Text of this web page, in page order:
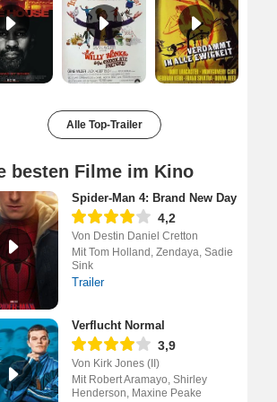
Alle Top-Trailer
besten Filme im Kino
Spider-Man 4: Brand New Day
4,2
Von Destin Daniel Cretton
Mit Tom Holland, Zendaya, Sadie
Sink
Trailer
Verflucht Normal
3,9
Von Kirk Jones (II)
Mit Robert Aramayo, Shirley
Henderson, Maxine Peake